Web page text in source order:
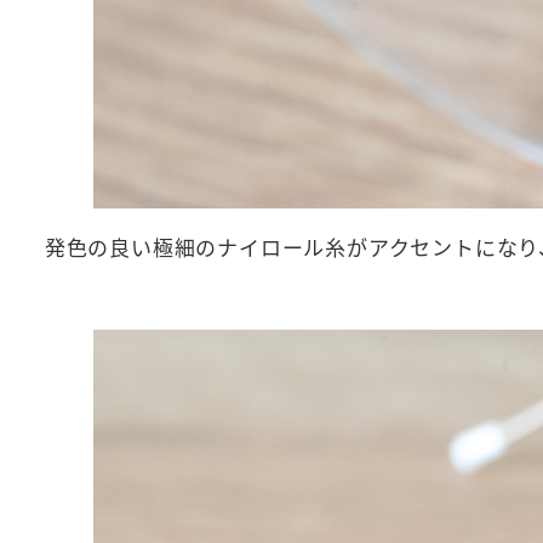
発色の良い極細のナイロール糸がアクセントにな